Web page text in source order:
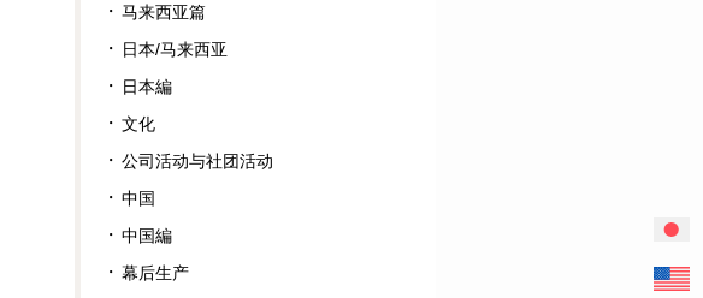
马来西亚篇
日本/马来西亚
日本編
文化
公司活动与社团活动
中国
中国編
幕后生产